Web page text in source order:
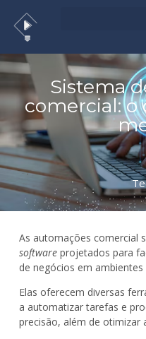
Sistema
comercial: o
As automações comercial
softwareprojetados para
de negócios em
Elas oferecem diversas
a automatizar tarefas e
precisão, além de otimizar